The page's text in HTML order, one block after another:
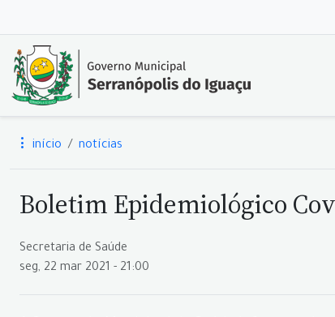
início notícias
Boletim Epidemiológico
Secretaria de Saúde
seg, 22 mar 2021 - 21:00